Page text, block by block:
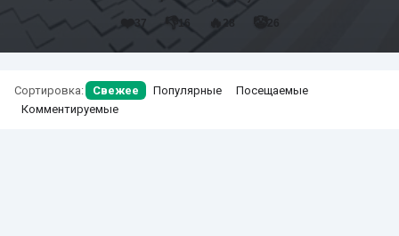
❤️37 👎 16 🔥 28 26
Сортировка: Свежее Популярные
Посещаемые
Комментируемые